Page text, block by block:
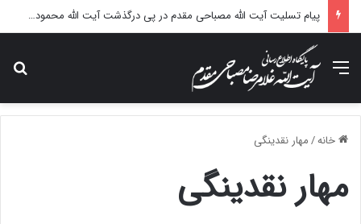
پیام تسلیت آیت الله مصباحی مقدم در پی درگذشت آیت الله محمودی گلپایگانی
منو
خانه/مهار نقدینگی
مهار نقدینگی